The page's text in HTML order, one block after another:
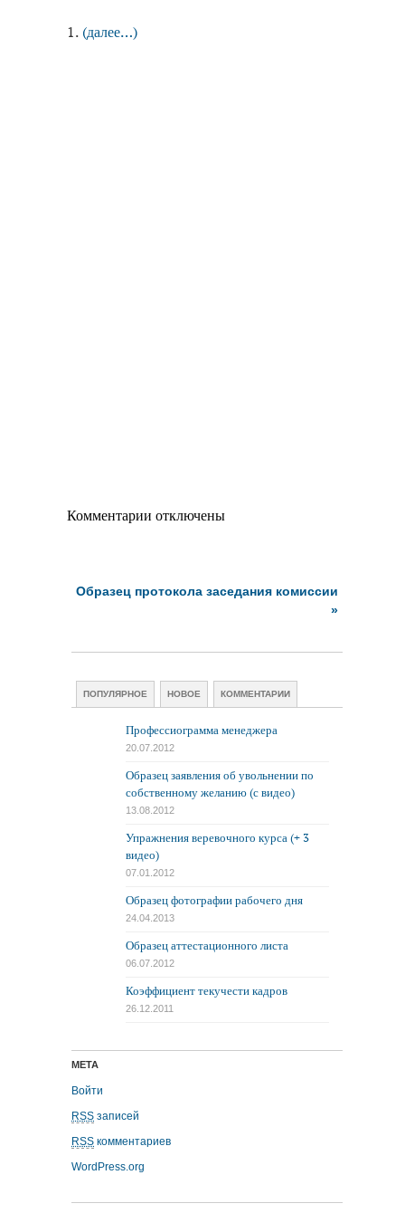
1. (далее…)
Комментарии отключены
Образец протокола заседания комиссии
»
ПОПУЛЯРНОЕ НОВОЕ КОММЕНТАРИИ
Профессиограмма менеджера
20.07.2012
Образец заявления об увольнении по
собственному желанию (с видео)
13.08.2012
Упражнения веревочного курса (+ 3
видео)
07.01.2012
Образец фотографии рабочего дня
24.04.2013
Образец аттестационного листа
06.07.2012
Коэффициент текучести кадров
26.12.2011
МЕТА
Войти
RSS записей
RSS комментариев
WordPress.org